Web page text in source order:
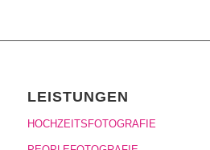
LEISTUNGEN
HOCHZEITSFOTOGRAFIE